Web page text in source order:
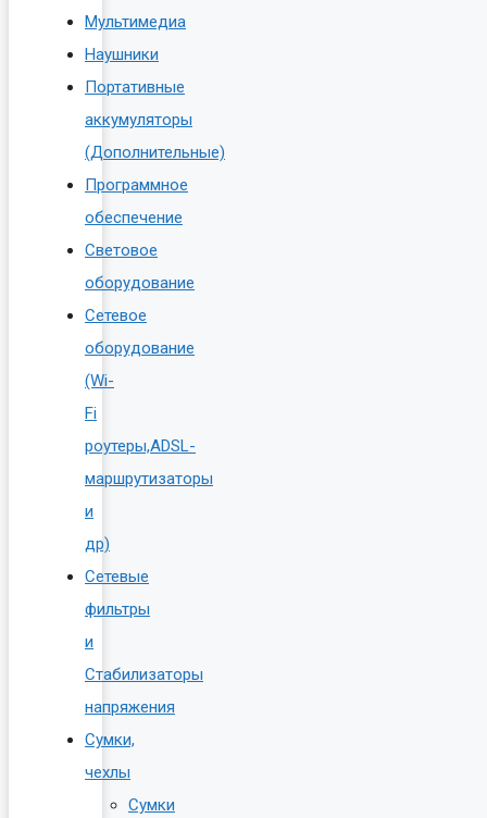
Мультимедиа
Наушники
Портативные
аккумуляторы
(Дополнительные)
Программное
обеспечение
Световое
оборудование
Сетевое
оборудование
(Wi-
Fi
роутеры,ADSL-
маршрутизаторы
и
др)
Сетевые
фильтры
и
Стабилизаторы
напряжения
Сумки,
чехлы
Сумки